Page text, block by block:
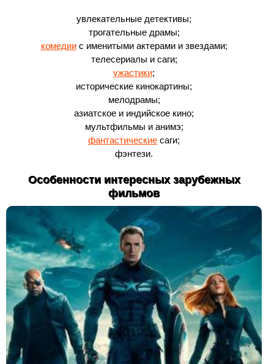
увлекательные детективы;
трогательные драмы;
комедиис именитыми актерами и звездами;
телесериалы и саги;
ужастики;
исторические кинокартины;
мелодрамы;
азиатское и индийское кино;
мультфильмы и анимэ;
фантастические саги;
фэнтези.
Особенности интересных зарубежных
фильмов